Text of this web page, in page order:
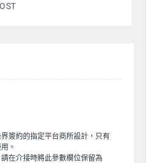
簽約的指定平台商所設計，只有
。
在介接時將此參數欄位保留為